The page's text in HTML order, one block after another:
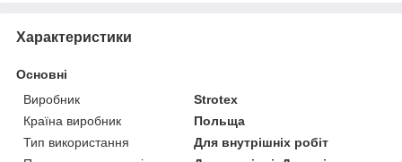
Характеристики
Основні
Виробник
Strotex
Країна виробник
Польща
Тип використання
Для внутрішніх робіт